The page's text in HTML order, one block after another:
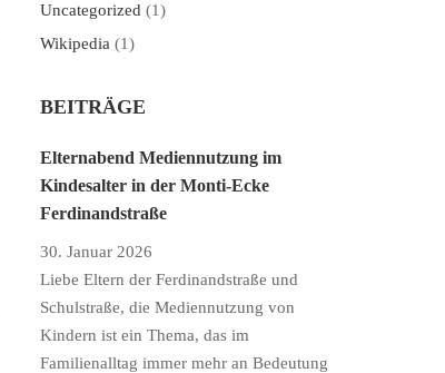
Uncategorized (1)
Wikipedia (1)
BEITRÄGE
Elternabend Mediennutzung im
Kindesalter in der Monti-Ecke
Ferdinandstraße
30. Januar 2026
Liebe Eltern der Ferdinandstraße und
Schulstraße, die Mediennutzung von
Kindern ist ein Thema, das im
Familienalltag immer mehr an Bedeutung